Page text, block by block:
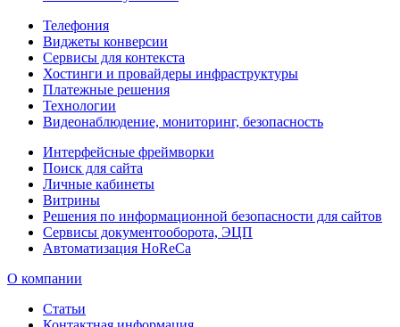
Телефония
Виджеты конверсии
Сервисы для контекста
Хостинги и провайдеры инфраструктуры
Платежные решения
Технологии
Видеонаблюдение, мониторинг, безопасность
Интерфейсные фреймворки
Поиск для сайта
Личные кабинеты
Витрины
Решения по информационной безопасности для сайтов
Сервисы документооборота, ЭЦП
Автоматизация HoReCa
О компании
Статьи